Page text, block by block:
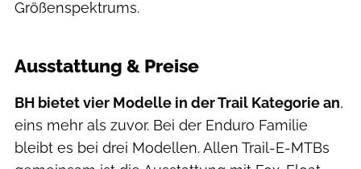
Größenspektrums.
Ausstattung & Preise
BH bietet vier Modelle in der Trail Kategorie an,
eins mehr als zuvor. Bei der Enduro Familie
bleibt es bei drei Modellen. Allen Trail-E-MTBs